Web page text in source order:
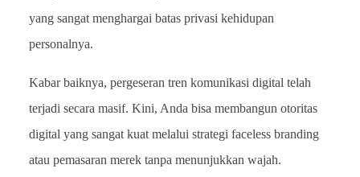
yang sangat menghargai batas privasi kehidupan
personalnya.
Kabar baiknya, pergeseran tren komunikasi digital telah
terjadi secara masif. Kini, Anda bisa membangun otoritas
digital yang sangat kuat melalui strategi faceless branding
atau pemasaran merek tanpa menunjukkan wajah.